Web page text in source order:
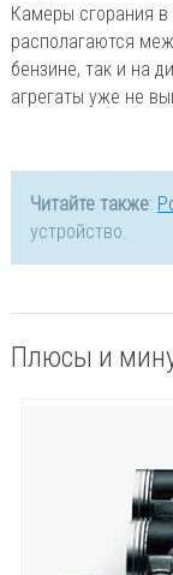
Камеры сгорания
располагаются
бензине, так и на
агрегаты уже не
Читайте также:
устройство.
Плюсы и